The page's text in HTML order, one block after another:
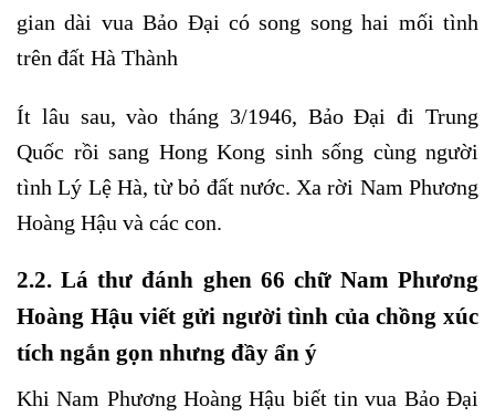
gian dài vua Bảo Đại có song song hai mối tình
trên đất Hà Thành
Ít lâu sau, vào tháng 3/1946, Bảo Đại đi Trung
Quốc rồi sang Hong Kong sinh sống cùng người
tình Lý Lệ Hà, từ bỏ đất nước. Xa rời Nam Phương
Hoàng Hậu và các con.
2.2. Lá thư đánh ghen 66 chữ Nam Phương
Hoàng Hậu viết gửi người tình của chồng xúc
tích ngắn gọn nhưng đầy ẩn ý
Khi Nam Phương Hoàng Hậu biết tin vua Bảo Đại